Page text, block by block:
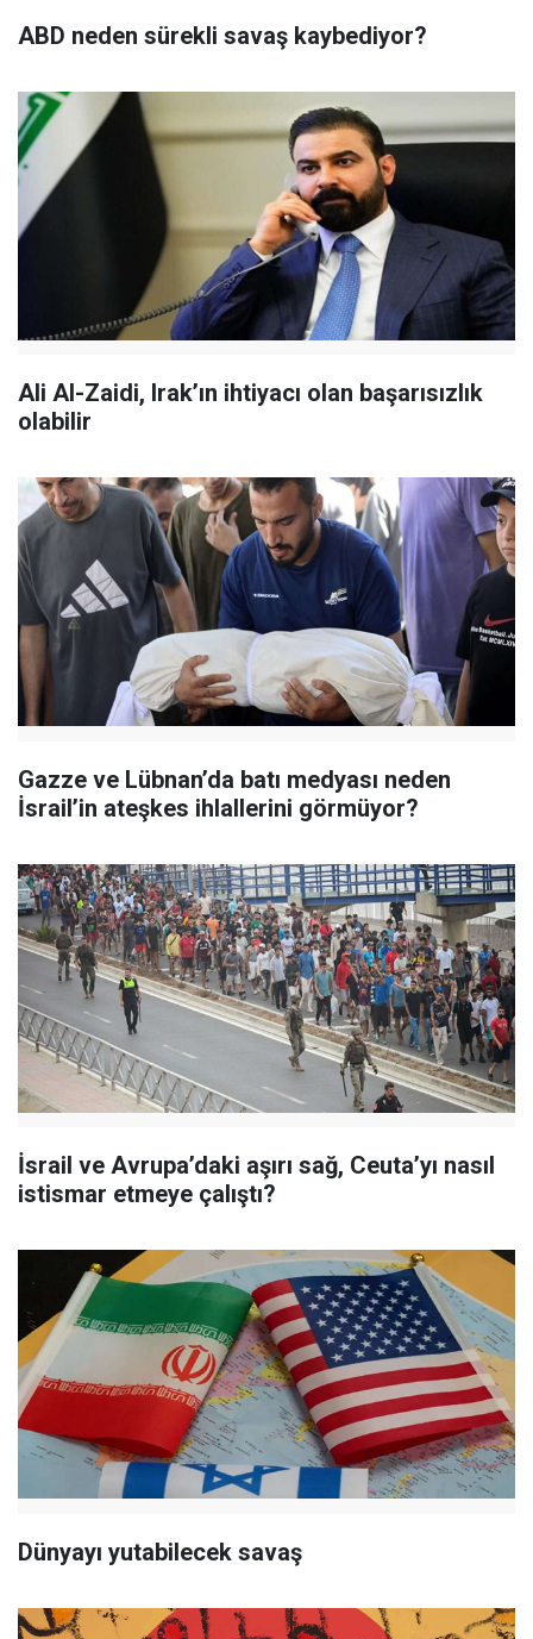
ABD neden sürekli savaş kaybediyor?
Ali Al-Zaidi, Irak’ın ihtiyacı olan başarısızlık
olabilir
Gazze ve Lübnan’da batı medyası neden
İsrail’in ateşkes ihlallerini görmüyor?
İsrail ve Avrupa’daki aşırı sağ, Ceuta’yı nasıl
istismar etmeye çalıştı?
Dünyayı yutabilecek savaş